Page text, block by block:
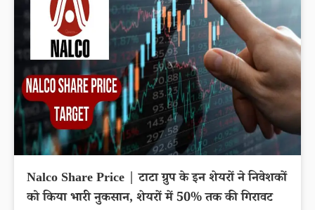
Nalco Share Price | टाटा ग्रुप के इन शेयरों ने निवेशकों
को किया भारी नुकसान, शेयरों में 50% तक की गिरावट